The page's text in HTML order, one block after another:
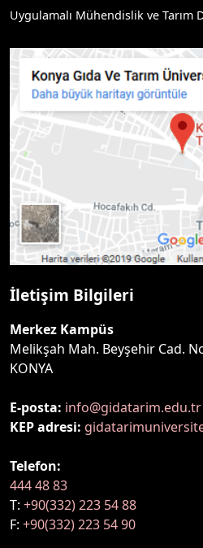
Uygulamalı Mühendislik ve Tarım
İletişim Bilgileri
Merkez Kampüs
Melikşah Mah. Beyşehir Cad.
KONYA
E-posta: info@gidatarim.edu.tr
KEP adresi:
Telefon:
444 48 83
T: +90(332) 223 54 88
F: +90(332) 223 54 90